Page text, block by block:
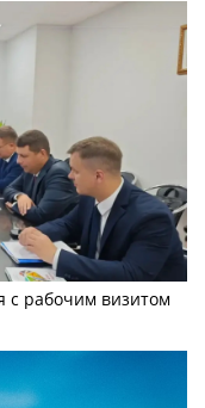
с рабочим визитом